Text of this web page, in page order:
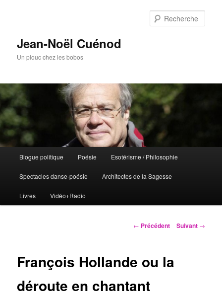
Jean-Noël Cuénod
Un plouc chez les bobos
Aller
au
contenu
Blogue politique Poésie Esotérisme / Philosophie
Spectacles danse-poésie Architectes de la Sagesse
Livres Vidéo+Radio
Navigation
← Précédent Suivant →
François Hollande ou la
déroute en chantant